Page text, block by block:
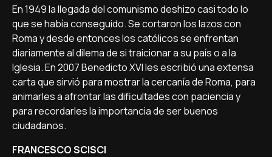
En 1949 la llegada del comunismo deshizo casi todo lo
que se había conseguido. Se cortaron los lazos con
Roma y desde entonces los católicos se enfrentan
diariamente al dilema de si traicionar a su país o a la
Iglesia. En 2007 Benedicto XVI les escribió una extensa
carta que sirvió para mostrar la cercanía de Roma, para
animarles a afrontar las dificultades con paciencia y
para recordarles la importancia de ser buenos
ciudadanos.
FRANCESCO SCISCI